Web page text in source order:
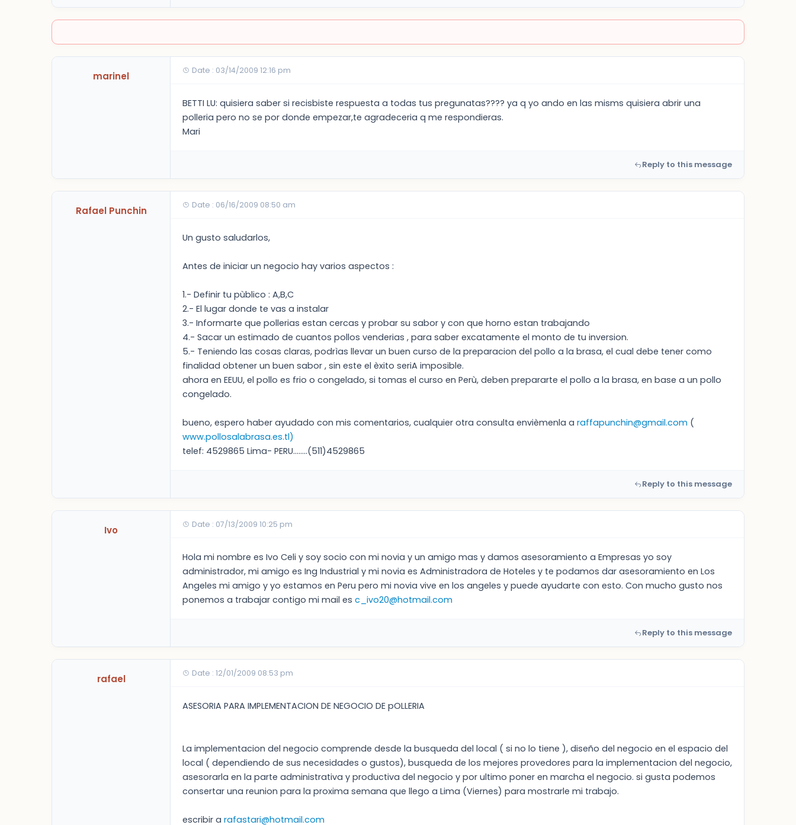
marinel Date : 03/14/2009 12:16 pm
BETTI LU: quisiera saber si recisbiste respuesta a todas tus pregunatas???? ya q yo ando en las misms quisiera abrir una
polleria pero no se por donde empezar,te agradeceria q me respondieras.
Mari
Reply to this message
Rafael Punchin Date : 06/16/2009 08:50 am
Un gusto saludarlos,
Antes de iniciar un negocio hay varios aspectos :
1.- Definir tu pùblico : A,B,C
2.- El lugar donde te vas a instalar
3.- Informarte que pollerias estan cercas y probar su sabor y con que horno estan trabajando
4.- Sacar un estimado de cuantos pollos venderias , para saber excatamente el monto de tu inversion.
5.- Teniendo las cosas claras, podrìas llevar un buen curso de la preparacion del pollo a la brasa, el cual debe tener como
finalidad obtener un buen sabor , sin este el èxito seriA imposible.
ahora en EEUU, el pollo es frio o congelado, si tomas el curso en Perù, deben prepararte el pollo a la brasa, en base a un pollo
congelado.
bueno, espero haber ayudado con mis comentarios, cualquier otra consulta envièmenla a raffapunchin@gmail.com (
www.pollosalabrasa.es.tl)
telef: 4529865 Lima- PERU........(511)4529865
Reply to this message
Ivo Date : 07/13/2009 10:25 pm
Hola mi nombre es Ivo Celi y soy socio con mi novia y un amigo mas y damos asesoramiento a Empresas yo soy
administrador, mi amigo es Ing Industrial y mi novia es Administradora de Hoteles y te podamos dar asesoramiento en Los
Angeles mi amigo y yo estamos en Peru pero mi novia vive en los angeles y puede ayudarte con esto. Con mucho gusto nos
ponemos a trabajar contigo mi mail es c_ivo20@hotmail.com
Reply to this message
rafael Date : 12/01/2009 08:53 pm
ASESORIA PARA IMPLEMENTACION DE NEGOCIO DE pOLLERIA
La implementacion del negocio comprende desde la busqueda del local ( si no lo tiene ), diseño del negocio en el espacio del
local ( dependiendo de sus necesidades o gustos), busqueda de los mejores provedores para la implementacion del negocio,
asesorarla en la parte administrativa y productiva del negocio y por ultimo poner en marcha el negocio. si gusta podemos
consertar una reunion para la proxima semana que llego a Lima (Viernes) para mostrarle mi trabajo.
escribir a rafastari@hotmail.com